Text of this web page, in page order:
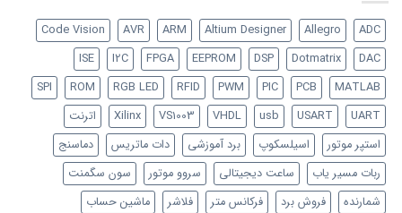
ADC
Allegro
Altium Designer
ARM
AVR
Code Vision
DAC
Dotmatrix
DSP
EEPROM
FPGA
I2C
ISE
MATLAB
PCB
PIC
PWM
RFID
RGB LED
ROM
SPI
UART
USART
usb
VHDL
VS1003
Xilinx
اترنت
استپر موتور
اسیلسکوپ برد آموزشی دات ماتریس
دماسنج
ربات مسیر یاب
ساعت دیجیتالی سروو موتور
سون سگمنت
شمارنده
فروش برد فرکانس متر فلاشر
ماشین حساب